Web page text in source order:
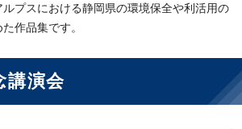
ルプスにおける静岡県の環境保全や利活用の
作品集です。
講演会